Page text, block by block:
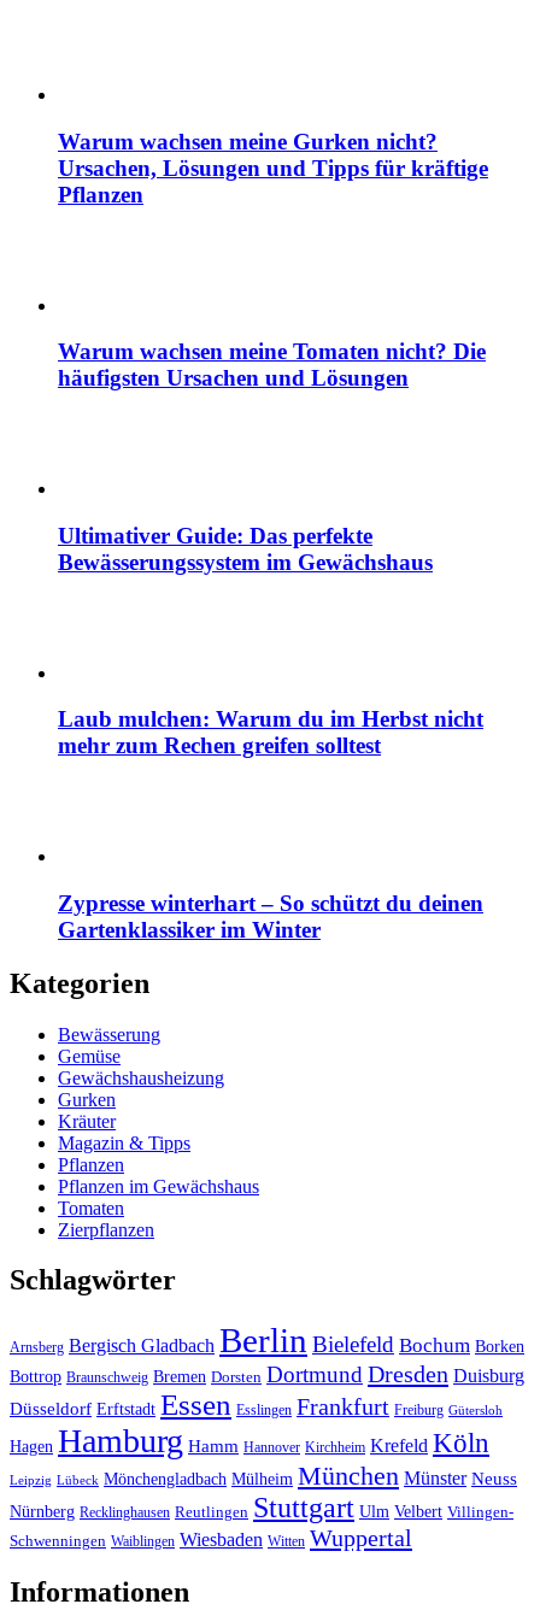
Warum wachsen meine Gurken nicht?
Ursachen, Lösungen und Tipps für kräftige
Pflanzen
Warum wachsen meine Tomaten nicht? Die
häufigsten Ursachen und Lösungen
Ultimativer Guide: Das perfekte
Bewässerungssystem im Gewächshaus
Laub mulchen: Warum du im Herbst nicht
mehr zum Rechen greifen solltest
Zypresse winterhart – So schützt du deinen
Gartenklassiker im Winter
Kategorien
Bewässerung
Gemüse
Gewächshausheizung
Gurken
Kräuter
Magazin & Tipps
Pflanzen
Pflanzen im Gewächshaus
Tomaten
Zierpflanzen
Schlagwörter
Arnsberg Bergisch Gladbach Berlin Bielefeld Bochum Borken
Bottrop Braunschweig Bremen Dorsten DortmundDresden Duisburg
Düsseldorf Erftstadt Essen Esslingen Frankfurt Freiburg Gütersloh
Hagen Hamburg Hamm Hannover Kirchheim Krefeld Köln
Leipzig Lübeck Mönchengladbach Mülheim München Münster Neuss
Nürnberg Recklinghausen Reutlingen Stuttgart Ulm Velbert Villingen-
Schwenningen Waiblingen Wiesbaden Witten Wuppertal
Informationen